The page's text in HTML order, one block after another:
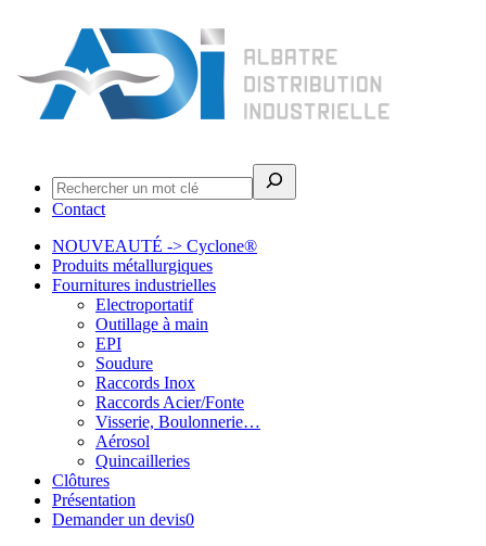
Contact
NOUVEAUTÉ -> Cyclone®
Produits métallurgiques
Fournitures industrielles
Electroportatif
Outillage à main
EPI
Soudure
Raccords Inox
Raccords Acier/Fonte
Visserie, Boulonnerie…
Aérosol
Quincailleries
Clôtures
Présentation
Demander un devis0